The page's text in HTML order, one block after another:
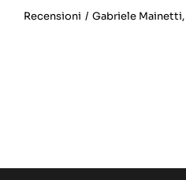
Recensioni / Gabriele Mainetti,